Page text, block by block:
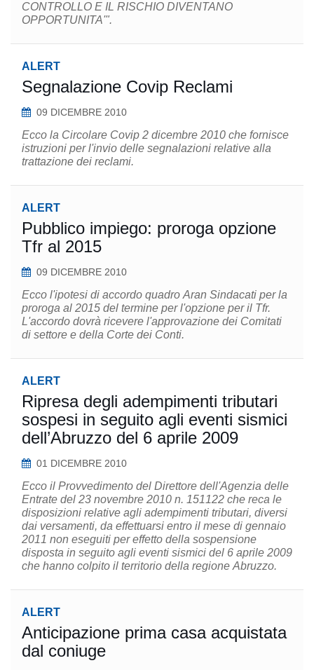
CONTROLLO E IL RISCHIO DIVENTANO
OPPORTUNITA'".
ALERT
Segnalazione Covip Reclami
09 DICEMBRE 2010
Ecco la Circolare Covip 2 dicembre 2010 che fornisce
istruzioni per l'invio delle segnalazioni relative alla
trattazione dei reclami.
ALERT
Pubblico impiego: proroga opzione
Tfr al 2015
09 DICEMBRE 2010
Ecco l'ipotesi di accordo quadro Aran Sindacati per la
proroga al 2015 del termine per l'opzione per il Tfr.
L'accordo dovrà ricevere l'approvazione dei Comitati
di settore e della Corte dei Conti.
ALERT
Ripresa degli adempimenti tributari
sospesi in seguito agli eventi sismici
dell’Abruzzo del 6 aprile 2009
01 DICEMBRE 2010
Ecco il Provvedimento del Direttore dell'Agenzia delle
Entrate del 23 novembre 2010 n. 151122 che reca le
disposizioni relative agli adempimenti tributari, diversi
dai versamenti, da effettuarsi entro il mese di gennaio
2011 non eseguiti per effetto della sospensione
disposta in seguito agli eventi sismici del 6 aprile 2009
che hanno colpito il territorio della regione Abruzzo.
ALERT
Anticipazione prima casa acquistata
dal coniuge